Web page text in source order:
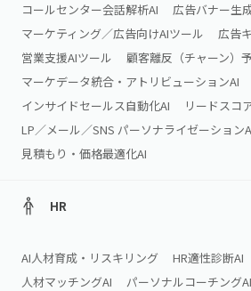
コールセンター会話解析AI 広告バナー生
マーケティング／広告向けAIツール
広告
営業支援AIツール
顧客離反（チャーン）
マーケデータ統合・アトリビューションAI
インサイドセールス自動化AI
リードスコ
LP／メール／SNS パーソナライゼーション
見積もり・価格最適化AI
HR
AI人材育成・リスキリング HR適性診断AI
人材マッチングAI
パーソナルコーチングAI